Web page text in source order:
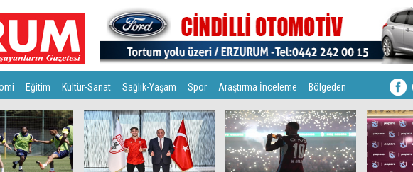
Eğitim Kültür-Sanat Sağlık-Yaşam Spor Araştırma İnceleme Bölgeden